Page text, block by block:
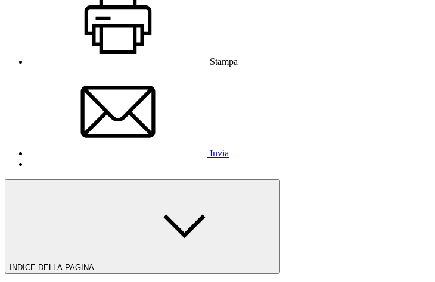
Stampa
Invia
INDICE DELLA PAGINA